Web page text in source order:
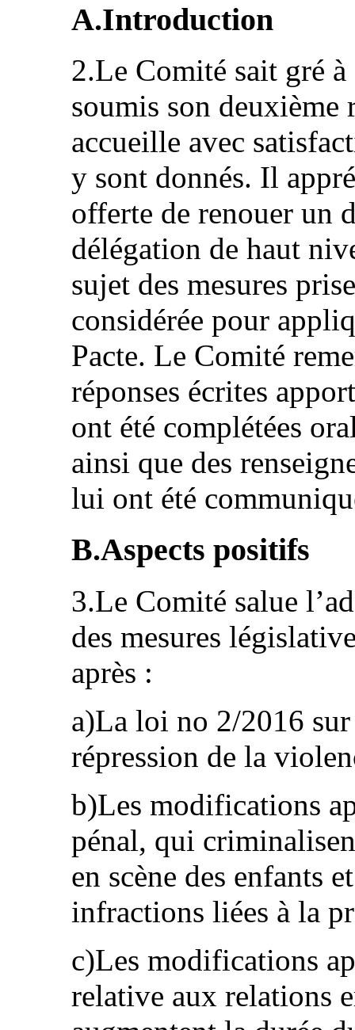
A.Introduction
2.Le Comité sait gré
soumis son
accueille avec
y sont donnés. Il
offerte de renouer un
délégation de haut
sujet des mesures
considérée pour
Pacte. Le Comité
réponses écrites
ont été complétées
ainsi que des
lui ont été
B.Aspects positifs
3.Le Comité salue
des mesures
après :
a)La loi no 2/2016
répression de la
b)Les modifications
pénal, qui
en scène des enfants
infractions liées à la
c)Les modifications
relative aux relations